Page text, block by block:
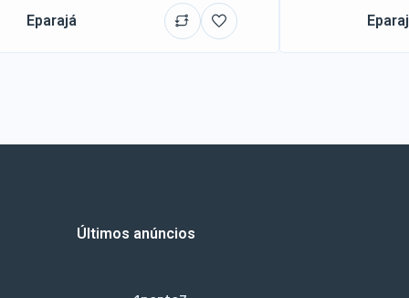
Eparajá
Últimos anúncios